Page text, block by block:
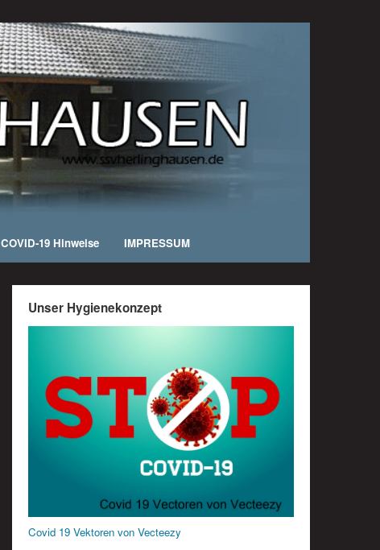
COVID-19 Hinweise IMPRESSUM
Unser Hygienekonzept
Covid 19 Vektoren von Vecteezy